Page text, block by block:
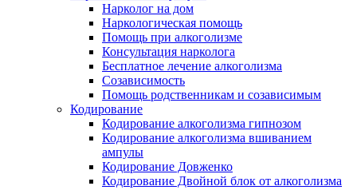
Нарколог на дом
Наркологическая помощь
Помощь при алкоголизме
Консультация нарколога
Бесплатное лечение алкоголизма
Созависимость
Помощь родственникам и созависимым
Кодирование
Кодирование алкоголизма гипнозом
Кодирование алкоголизма вшиванием
ампулы
Кодирование Довженко
Кодирование Двойной блок от алкоголизма